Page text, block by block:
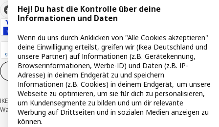
Cookie-Einstellungen DE
IKEA Deutschland GmbH & Co. KG - Am Wandersmann 2-4, 65719 Hofheim-
Wallau © Inter IKEA Systems B.V. 1999-2026
Hej! Du hast die Kontrolle über deine
Informationen und Daten
Wenn du uns durch Anklicken von "Alle Cookies akzeptieren"
deine Einwilligung erteilst, greifen wir (Ikea Deutschland und
unsere Partner) auf Informationen (z.B. Gerätekennung,
Browserinformationen, Werbe-ID) und Daten (z.B. IP-
Adresse) in deinem Endgerät zu und speichern
Informationen (z.B. Cookies) in deinem Endgerät, um unsere
Webseite zu optimieren, um sie für dich zu personalisieren,
um Kundensegmente zu bilden und um dir relevante
Werbung auf Drittseiten und in sozialen Medien anzeigen zu
können.